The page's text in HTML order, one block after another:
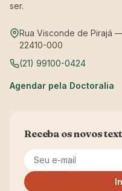
ser.
Rua Visconde de Pirajá
22410-000
(21) 99100-0424
Agendar pela Doctoralia
Receba os novos
Seu e-mail